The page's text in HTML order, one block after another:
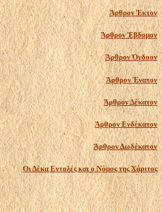
Άρθρον Έκτον
Άρθρον Έβδομον
Άρθρον Όγδοον
Άρθρον Ένατον
Άρθρον Δέκατον
Άρθρον Ενδέκατον
Άρθρον Δωδέκατον
Οι Δέκα Εντολές και ο Νόμος της Χάριτος